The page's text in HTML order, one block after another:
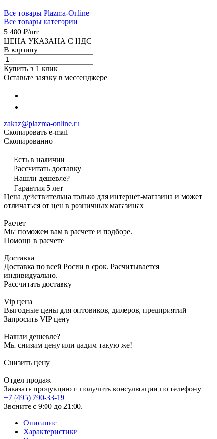
Все товары Plazma-Online
Все товары категории
5 480 ₽/шт
ЦЕНА УКАЗАНА С НДС
В корзину
Купить в 1 клик
Оставьте заявку в мессенджере
zakaz@plazma-online.ru
Скопировать e-mail
Cкопированно
Есть в наличии
Рассчитать доставку
Нашли дешевле?
Гарантия 5 лет
Цена действительна только для интернет-магазина и может
отличаться от цен в розничных магазинах
Расчет
Мы поможем вам в расчете и подборе.
Помощь в расчете
Доставка
Доставка по всей Росии в срок. Расчитывается
индивидуально.
Рассчитать доставку
Vip цена
Выгодные цены для оптовиков, дилеров, предприятий
Запросить VIP цену
Нашли дешевле?
Мы снизим цену или дадим такую же!
Снизить цену
Отдел продаж
Заказать продукцию и получить консультации по телефону
+7 (495) 790-33-19
Звоните с 9:00 до 21:00.
Описание
Характеристики